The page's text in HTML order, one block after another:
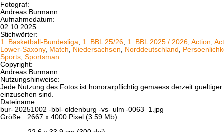
Fotograf:
Andreas Burmann
Aufnahmedatum:
02.10.2025
Stichwörter:
1. Basketball-Bundesliga
1. BBL 25/26 1. BBL 2025 / 2026 Action
Lower-Saxony, Match Niedersachsen Norddeutschland
Sports Sportsman
Copyright:
Andreas Burmann
Nutzungshinweise:
Jede Nutzung des Fotos ist honorarpflichtig gemaess derzeit
einzusehen sind.
Dateiname:
bur- 20251002 -bbl- oldenburg -vs- ulm -0063_1.jpg
Größe:
2667 x 4000 Pixel (3.59 Mb)